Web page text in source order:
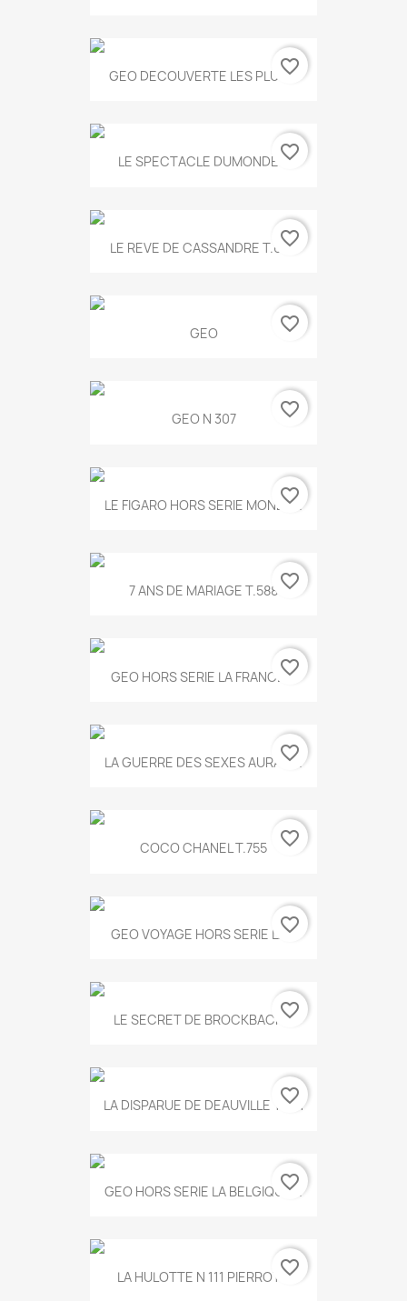
GEO DECOUVERTE LES PLUS...
favorite_border
LE SPECTACLE DUMONDE...favorite_border
LE REVE DE CASSANDRE T.634
favorite_border
GEO favorite_border
GEO N 307 favorite_border
LE FIGARO HORS SERIE MONET...
favorite_border
7 ANS DE MARIAGE T.588 favorite_border
GEO HORS SERIE LA FRANCE...
favorite_border
LA GUERRE DES SEXES AURA T...
favorite_border
COCO CHANEL T.755 favorite_border
GEO VOYAGE HORS SERIE LA...
favorite_border
LE SECRET DE BROCKBACK...
favorite_border
LA DISPARUE DE DEAUVILLE T.551
favorite_border
GEO HORS SERIE LA BELGIQUE...
favorite_border
LA HULOTTE N 111 PIERROT...favorite_border